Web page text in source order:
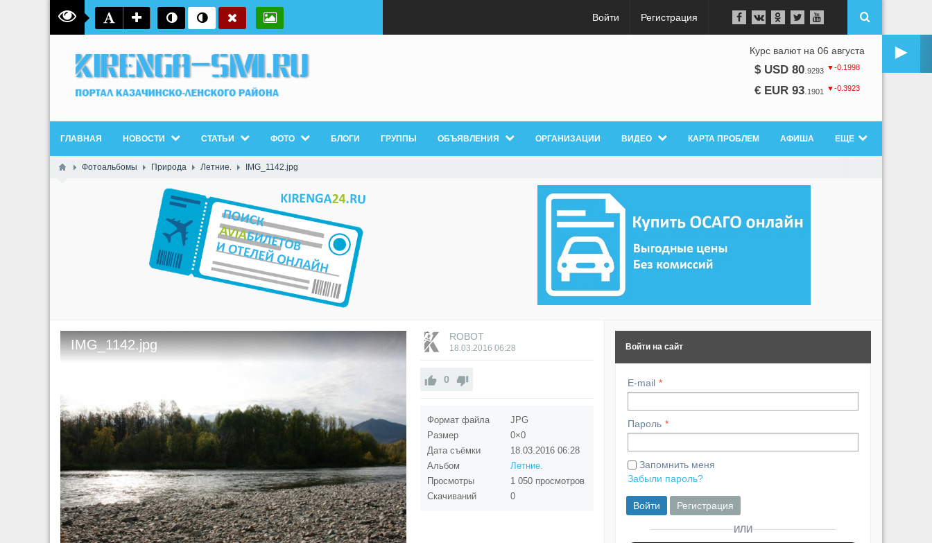
Войти Регистрация
►
Курс валют на 06 августа
$ USD 80 9293 ▼-0.1998
€ EUR 93 1901 ▼-0.3923
ГЛАВНАЯ НОВОСТИ СТАТЬИ ФОТО БЛОГИ ГРУППЫ ОБЪЯВЛЕНИЯ ОРГАНИЗАЦИИ ВИДЕО КАРТА ПРОБЛЕМ АФИША ЕЩЕ
Фотоальбомы Природа Летние. IMG_1142.jpg
IMG_1142.jpg
ROBOT
18.03.2016 06:28
0
Формат файла
JPG
Размер
0×0
Дата съёмки
18.03.2016 06:28
Альбом
Летние.
Просмотры
1 050 просмотров
Скачиваний
0
Войти на сайт
E-mail
Пароль
Запомнить меня
Забыли пароль?
Войти Регистрация
ИЛИ